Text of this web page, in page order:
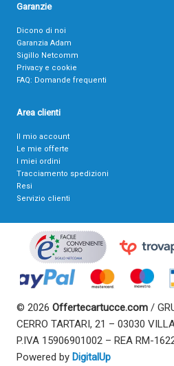
Garanzie
Dicono di noi
Garanzia Adam
Sigillo Netcomm
Privacy e cookie
FAQ: Domande frequenti
Area clienti
Il mio account
Le mie offerte
I miei ordini
Tracciamento spedizioni
Resi
Servizio clienti
© 2026 Offertecartucce.com /
CERRO TARTARI, 21 – 03030
P.IVA 15906901002 – REA RM-
Powered by DigitalUp